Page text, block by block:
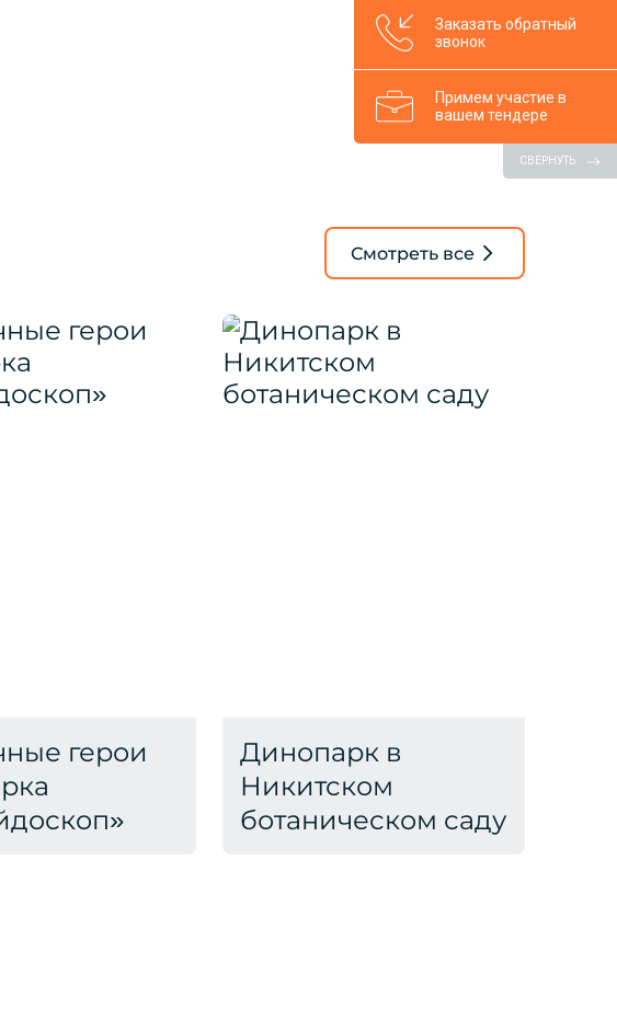
Смотреть все
герои
Динопарк в
Никитском
ботаническом саду
Заказать обратный
звонок
Примем участие в
вашем тендере
СВЕРНУТЬ